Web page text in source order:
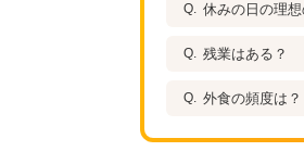
休みの日の理
残業はある？
外食の頻度は？